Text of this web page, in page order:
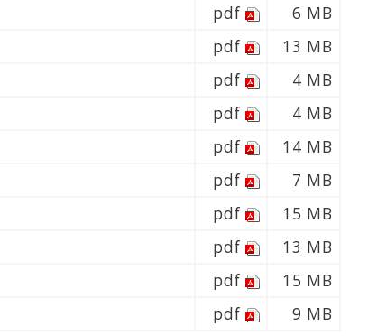
pdf 6 MB
pdf 13 MB
pdf 4 MB
pdf 4 MB
pdf 14 MB
pdf 7 MB
pdf 15 MB
pdf 13 MB
pdf 15 MB
pdf 9 MB